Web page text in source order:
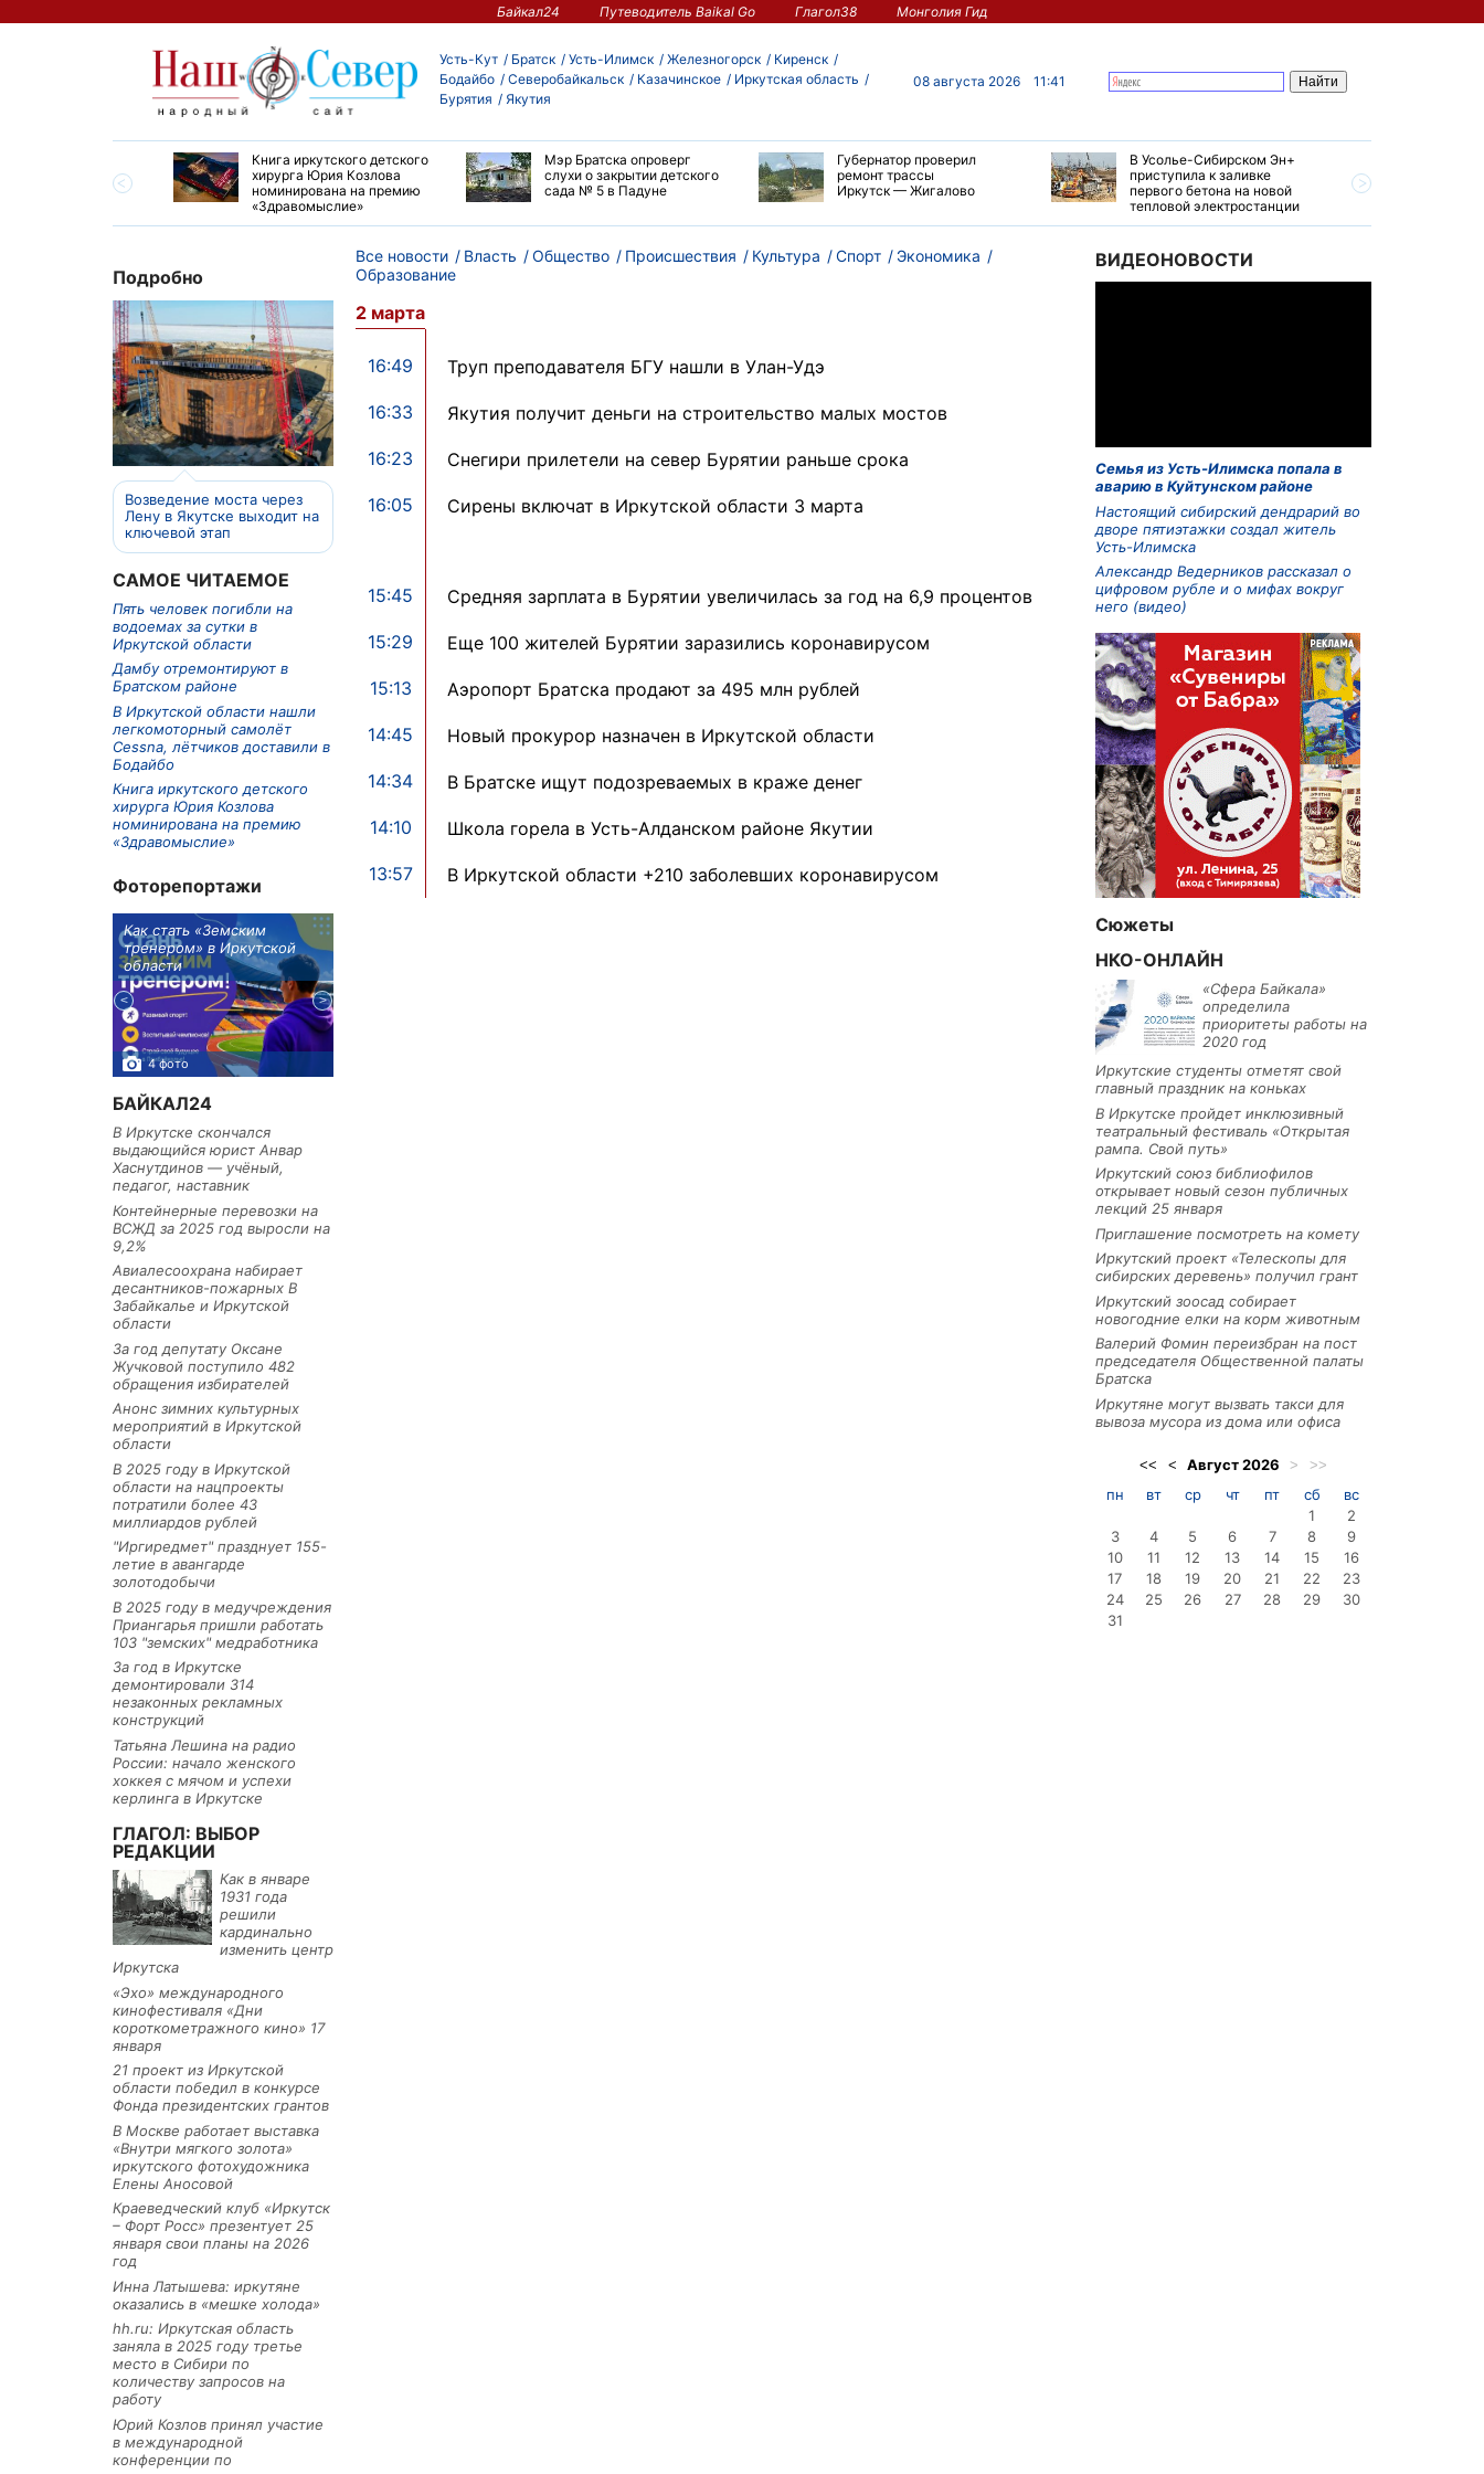
Байкал24 Путеводитель Baikal Go Глагол38 Монголия Гид
Усть-Кут Братск Усть-Илимск Железногорск
Киренск
Бодайбо
Северобайкальск Казачинское
Иркутская область
Бурятия
Якутия
08 августа 2026 11:41
большой эстафеты
Книга иркутского детского
хирурга Юрия Козлова
номинирована на премию
«Здравомыслие»
Мэр Братска опроверг
слухи о закрытии детского
сада № 5 в Падуне
Губернатор проверил
ремонт трассы
Иркутск — Жигалово
В Усолье-Сибирском Эн+
приступила к заливке
первого бетона на новой
тепловой электростанции
Подробно
Возведение моста через
Лену в Якутске выходит на
ключевой этап
САМОЕ ЧИТАЕМОЕ
Пять человек погибли на
водоемах за сутки в
Иркутской области
Дамбу отремонтируют в
Братском районе
В Иркутской области нашли
легкомоторный самолёт
Cessna, лётчиков доставили в
Бодайбо
Книга иркутского детского
хирурга Юрия Козлова
номинирована на премию
«Здравомыслие»
Фоторепортажи
Как стать «Земским
тренером» в Иркутской
области
4 фото
БАЙКАЛ24
В Иркутске скончался
выдающийся юрист Анвар
Хаснутдинов — учёный,
педагог, наставник
Контейнерные перевозки на
ВСЖД за 2025 год выросли на
9,2%
Авиалесоохрана набирает
десантников-пожарных В
Забайкалье и Иркутской
области
За год депутату Оксане
Жучковой поступило 482
обращения избирателей
Анонс зимних культурных
мероприятий в Иркутской
области
В 2025 году в Иркутской
области на нацпроекты
потратили более 43
миллиардов рублей
"Иргиредмет" празднует 155-
летие в авангарде
золотодобычи
В 2025 году в медучреждения
Приангарья пришли работать
103 "земских" медработника
За год в Иркутске
демонтировали 314
незаконных рекламных
конструкций
Татьяна Лешина на радио
России: начало женского
хоккея с мячом и успехи
керлинга в Иркутске
ГЛАГОЛ: ВЫБОР
РЕДАКЦИИ
Как в январе
1931 года
решили
кардинально
изменить центр
Иркутска
«Эхо» международного
кинофестиваля «Дни
короткометражного кино» 17
января
21 проект из Иркутской
области победил в конкурсе
Фонда президентских грантов
В Москве работает выставка
«Внутри мягкого золота»
иркутского фотохудожника
Елены Аносовой
Краеведческий клуб «Иркутск
– Форт Росс» презентует 25
января свои планы на 2026
год
Инна Латышева: иркутяне
оказались в «мешке холода»
hh.ru: Иркутская область
заняла в 2025 году третье
место в Сибири по
количеству запросов на
работу
Юрий Козлов принял участие
в международной
конференции по
Все новости Власть Общество Происшествия Культура Спорт
Экономика
Образование
2 марта
16:49 Труп преподавателя БГУ нашли в Улан-Удэ
16:33 Якутия получит деньги на строительство малых мостов
16:23 Снегири прилетели на север Бурятии раньше срока
16:05 Сирены включат в Иркутской области 3 марта
15:45 Средняя зарплата в Бурятии увеличилась за год на 6,9 процентов
15:29 Еще 100 жителей Бурятии заразились коронавирусом
15:13 Аэропорт Братска продают за 495 млн рублей
14:45 Новый прокурор назначен в Иркутской области
14:34 В Братске ищут подозреваемых в краже денег
14:10 Школа горела в Усть-Алданском районе Якутии
13:57 В Иркутской области +210 заболевших коронавирусом
ВИДЕОНОВОСТИ
Семья из Усть-Илимска попала в
аварию в Куйтунском районе
Настоящий сибирский дендрарий во
дворе пятиэтажки создал житель
Усть-Илимска
Александр Ведерников рассказал о
цифровом рубле и о мифах вокруг
него (видео)
Сюжеты
НКО-ОНЛАЙН
«Сфера Байкала»
определила
приоритеты работы на
2020 год
Иркутские студенты отметят свой
главный праздник на коньках
В Иркутске пройдет инклюзивный
театральный фестиваль «Открытая
рампа. Свой путь»
Иркутский союз библиофилов
открывает новый сезон публичных
лекций 25 января
Приглашение посмотреть на комету
Иркутский проект «Телескопы для
сибирских деревень» получил грант
Иркутский зоосад собирает
новогодние елки на корм животным
Валерий Фомин переизбран на пост
председателя Общественной палаты
Братска
Иркутяне могут вызвать такси для
вывоза мусора из дома или офиса
<< < Август2026 > >>
пн вт ср чт пт сб
вс
1
2
3
4 5 6 7 8
9
10
11 12 13 14 15
16
17
18 19 20 21 22
23
24
25 26 27 28 29
30
31